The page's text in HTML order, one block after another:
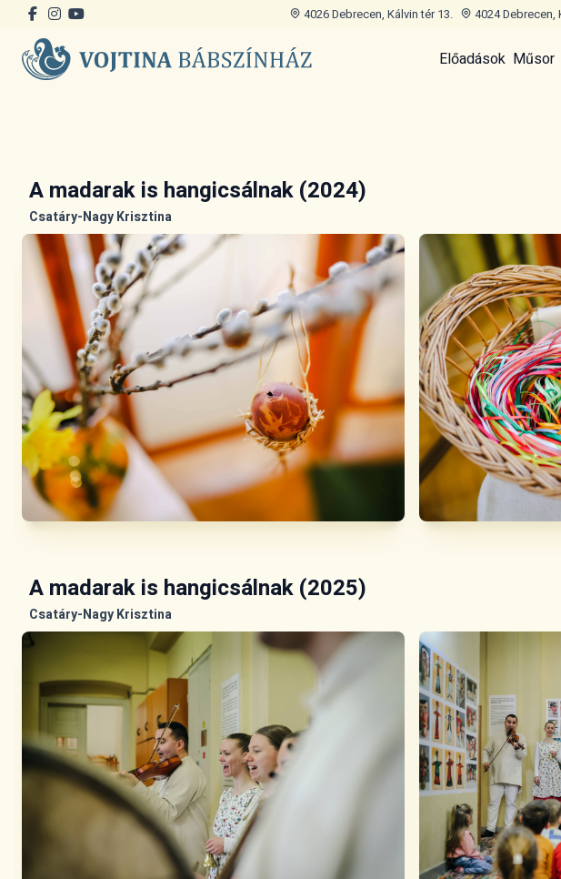
4026 Debrecen, Kálvin tér 13. 4024
Előadások Műsor
A madarak is hangicsálnak (2024)
Csatáry-Nagy Krisztina
A madarak is hangicsálnak (2025)
Csatáry-Nagy Krisztina